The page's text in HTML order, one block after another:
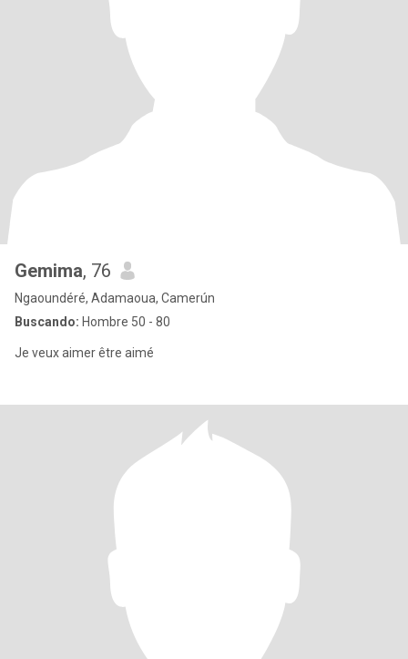
Gemima, 76
Ngaoundéré, Adamaoua, Camerún
Buscando: Hombre 50 - 80
Je veux aimer être aimé